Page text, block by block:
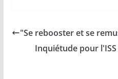
"Se rebooster et se
Inquiétude pour